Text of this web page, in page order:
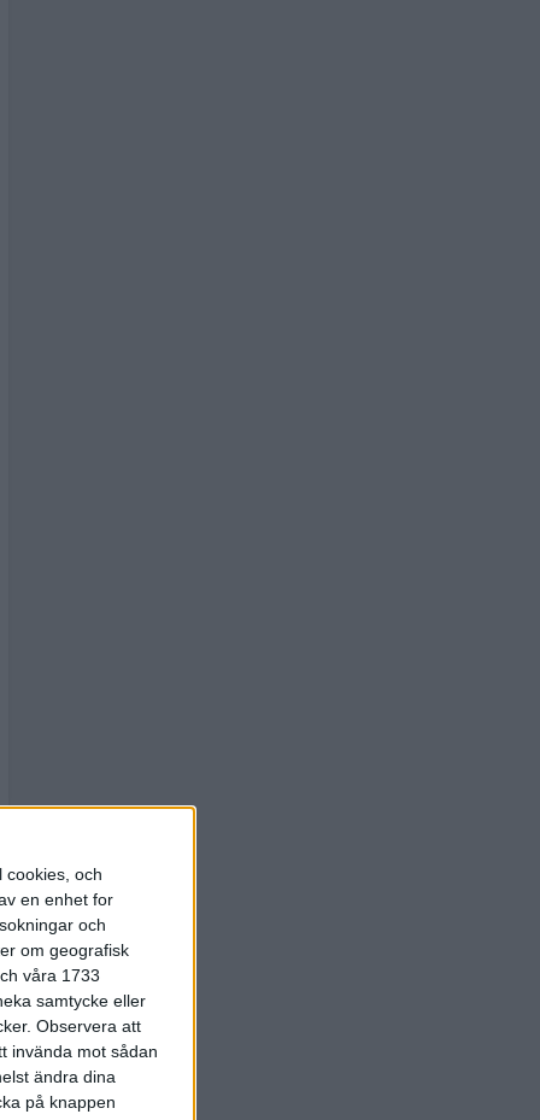
cookies, och
en enhet for
och
om geografisk
våra 1733
samtycke eller
Observera att
invända mot sådan
ändra dina
på knappen